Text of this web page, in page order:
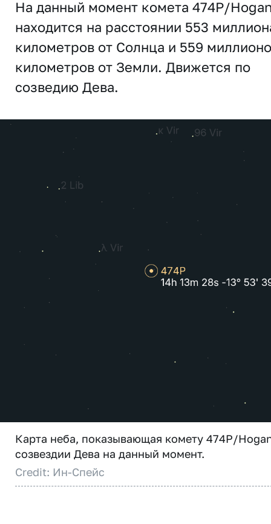
На данный момент комета 474P/
находится на расстоянии 553
километров от Солнца и 559
километров от Земли. Движется по
созведию Дева.
Карта неба, показывающая комету 474P/
созвездии Дева на данный момент.
Credit: Ин-Спейс